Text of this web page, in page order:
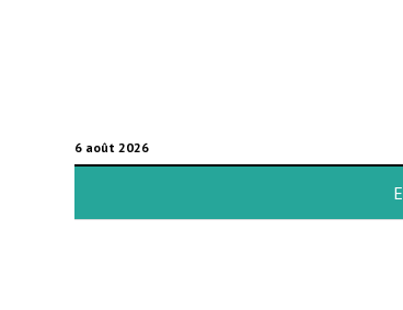
6 août 2026